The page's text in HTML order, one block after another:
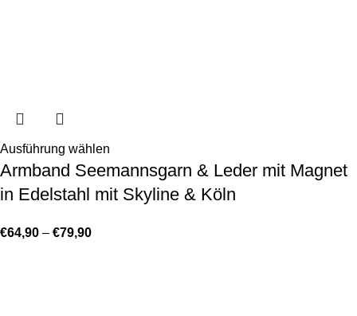
Ausführung wählen
Armband Seemannsgarn & Leder mit Magnet
in Edelstahl mit Skyline & Köln
€64,90 – €79,90